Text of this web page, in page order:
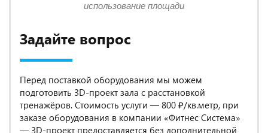
Задайте вопрос
Перед поставкой оборудования мы можем
подготовить 3D-проект зала с расстановкой
тренажёров. Стоимость услуги — 800 ₽/кв.метр, при
заказе оборудования в компании «Фитнес Система»
— 3D-проект предоставляется без дополнительной
использование площади